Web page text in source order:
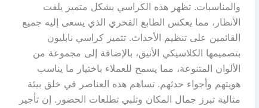
والمناسبات. تظهر هذه الكراسي بشكل متميز يلفت
الأنظار، مما يعكس الطابع الفخري الذي يسعى إليه جميع
القائمين على تنظيم الأحداث. تتميز كراسي نابليون
بتصميمها الكلاسيكي الأنيق، بالإضافة إلى مجموعة من
الألوان المتنوعة، مما يسمح للعملاء باختيار ما يناسب
هويتهم وأجواء حدثهم. تساهم هذه العناصر في خلق بيئة
مثالية تبرز جمال المكان وتلبي تطلعات الحضور. إن تأجير